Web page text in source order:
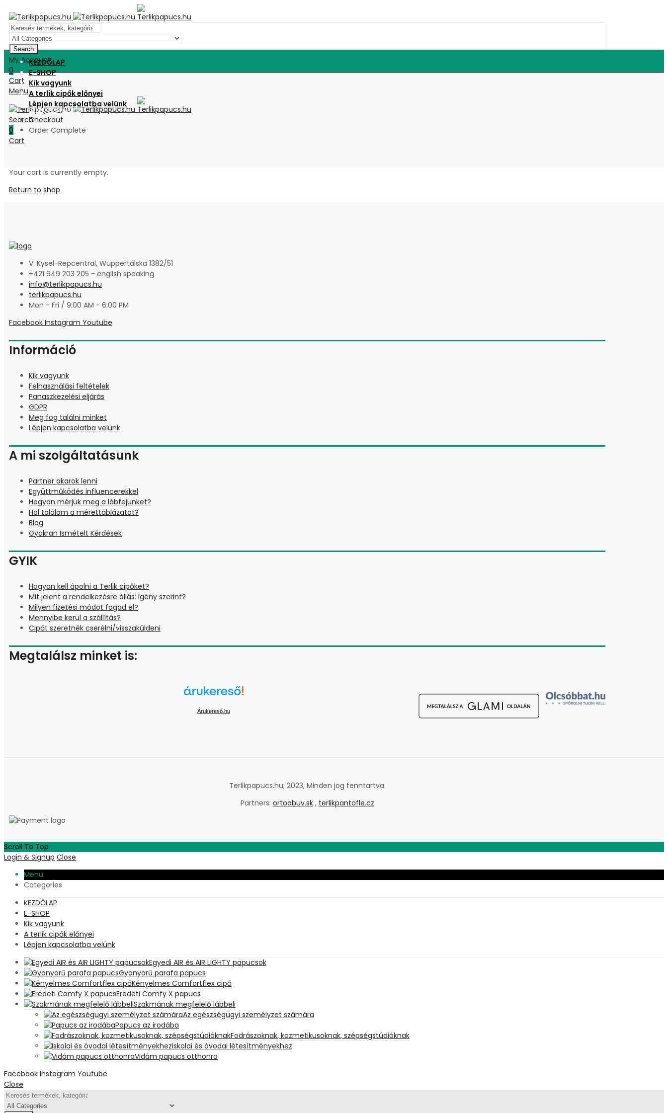
Search
My Account
0
Cart
Menu
Search
0
Cart
KEZDŐLAP
E-SHOP
Kik vagyunk
A terlik cipők előnyei
Lépjen kapcsolatba velünk
Shopping Cart
Checkout
Order Complete
Your cart is currently empty.
Return to shop
V. Kysel-Repcentral, Wuppertálska 1382/51
+421 949 203 205 - english speaking
info@terlikpapucs.hu
terlikpapucs.hu
Mon - Fri / 9:00 AM - 6:00 PM
Facebook Instagram Youtube
Információ
Kik vagyunk
Felhasználási feltételek
Panaszkezelési eljárás
GDPR
Meg fog találni minket
Lépjen kapcsolatba velünk
A mi szolgáltatásunk
Partner akarok lenni
Együttműködés influencerekkel
Hogyan mérjük meg a lábfejünket?
Hol találom a mérettáblázatot?
Blog
Gyakran Ismételt Kérdések
GYIK
Hogyan kell ápolni a Terlik cipőket?
Mit jelent a rendelkezésre állás: Igény szerint?
Milyen fizetési módot fogad el?
Mennyibe kerül a szállítás?
Cipőt szeretnék cserélni/visszaküldeni
Megtalálsz minket is:
Árukereső.hu
Terlikpapucs.hu; 2023, Minden jog fenntartva.
Partners: ortoobuv.sk, terlikpantofle.cz
Scroll To Top
Login & Signup Close
Menu
Categories
KEZDŐLAP
E-SHOP
Kik vagyunk
A terlik cipők előnyei
Lépjen kapcsolatba velünk
Egyedi AIR és AIR LIGHTY papucsok
Gyönyörű parafa papucs
Kényelmes Comfortflex cipő
Eredeti Comfy X papucs
Szakmának megfelelő lábbeli
Az egészségügyi személyzet számára
Papucs az irodába
Fodrászoknak, kozmetikusoknak, szépségstúdióknak
Iskolai és óvodai létesítményekhez
Vidám papucs otthonra
Facebook Instagram Youtube
Close